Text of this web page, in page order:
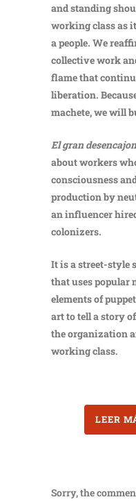
and standing
working class as
a people. We
collective work
flame that
liberation.
machete, we will
El gran
about workers
consciousness
production by
an influencer
colonizers.
It is a street-style
that uses popular
elements of
art to tell a story
the organization
working class.
LEER
Sorry, the